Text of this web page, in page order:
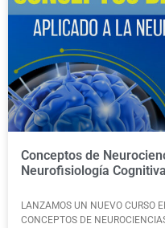
Conceptos de
Neurofisiología Cognitiva
LANZAMOS UN NUEVO CURSO
CONCEPTOS DE